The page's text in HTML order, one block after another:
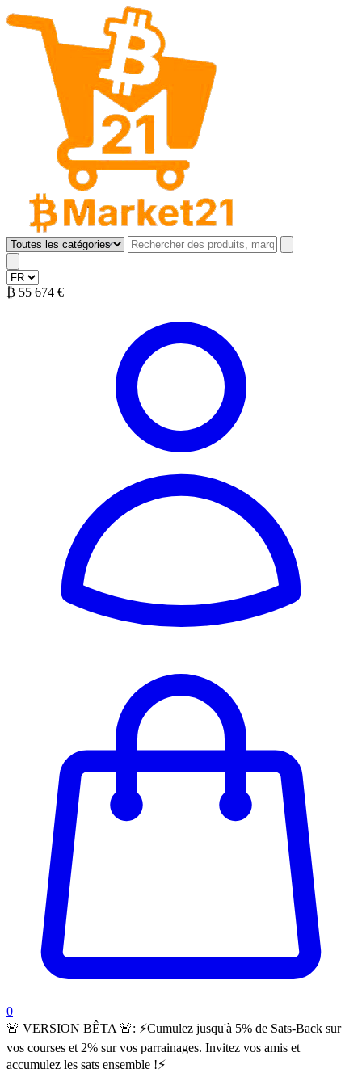
B Market 21
₿ 55 674 €
0items in cart, view bag
🚨 VERSION BÊTA 🚨: ⚡️Cumulez jusqu'à 5% de Sats-Back sur
vos courses et 2% sur vos parrainages. Invitez vos amis et
accumulez les sats ensemble !⚡️